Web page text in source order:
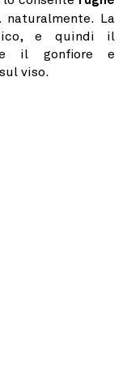
naturalmente. La
e quindi il
il gonfiore e
viso.